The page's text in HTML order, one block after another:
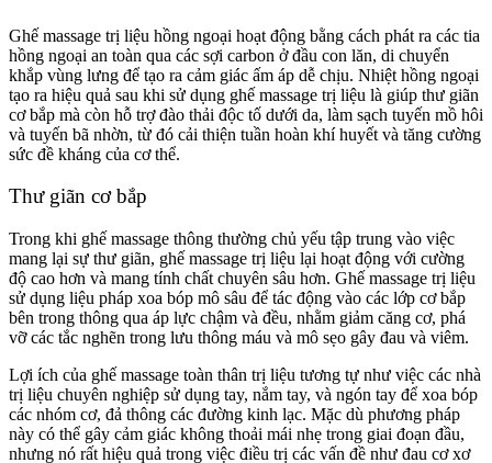
Ghế massage trị liệu hồng ngoại hoạt động bằng cách phát ra các tia
hồng ngoại an toàn qua các sợi carbon ở đầu con lăn, di chuyển
khắp vùng lưng để tạo ra cảm giác ấm áp dễ chịu. Nhiệt hồng ngoại
tạo ra hiệu quả sau khi sử dụng ghế massage trị liệu là giúp thư giãn
cơ bắp mà còn hỗ trợ đào thải độc tố dưới da, làm sạch tuyến mồ hôi
và tuyến bã nhờn, từ đó cải thiện tuần hoàn khí huyết và tăng cường
sức đề kháng của cơ thể.
Thư giãn cơ bắp
Trong khi ghế massage thông thường chủ yếu tập trung vào việc
mang lại sự thư giãn, ghế massage trị liệu lại hoạt động với cường
độ cao hơn và mang tính chất chuyên sâu hơn. Ghế massage trị liệu
sử dụng liệu pháp xoa bóp mô sâu để tác động vào các lớp cơ bắp
bên trong thông qua áp lực chậm và đều, nhằm giảm căng cơ, phá
vỡ các tắc nghẽn trong lưu thông máu và mô sẹo gây đau và viêm.
Lợi ích của ghế massage toàn thân trị liệu tương tự như việc các nhà
trị liệu chuyên nghiệp sử dụng tay, nắm tay, và ngón tay để xoa bóp
các nhóm cơ, đả thông các đường kinh lạc. Mặc dù phương pháp
này có thể gây cảm giác không thoải mái nhẹ trong giai đoạn đầu,
nhưng nó rất hiệu quả trong việc điều trị các vấn đề như đau cơ xơ